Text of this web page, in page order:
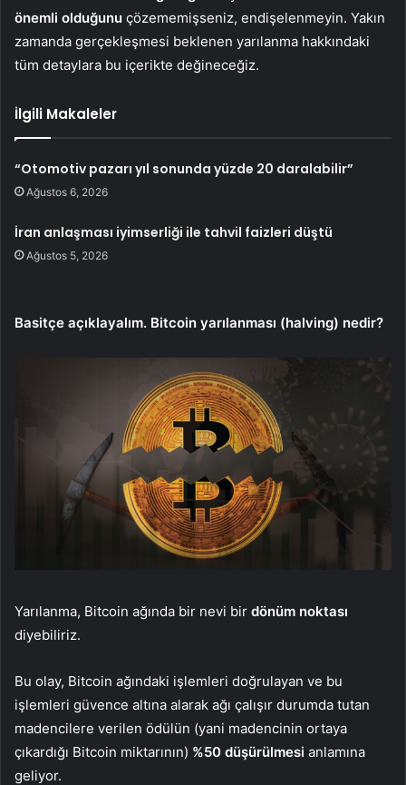
önemli olduğunu çözememişseniz, endişelenmeyin. Yakın
zamanda gerçekleşmesi beklenen yarılanma hakkındaki
tüm detaylara bu içerikte değineceğiz.
İlgili Makaleler
“Otomotiv pazarı yıl sonunda yüzde 20 daralabilir”
Ağustos 6, 2026
İran anlaşması iyimserliği ile tahvil faizleri düştü
Ağustos 5, 2026
Basitçe açıklayalım. Bitcoin yarılanması (halving) nedir?
Yarılanma, Bitcoin ağında bir nevi bir dönüm noktası
diyebiliriz.
Bu olay, Bitcoin ağındaki işlemleri doğrulayan ve bu
işlemleri güvence altına alarak ağı çalışır durumda tutan
madencilere verilen ödülün (yani madencinin ortaya
çıkardığı Bitcoin miktarının) %50 düşürülmesi anlamına
geliyor.